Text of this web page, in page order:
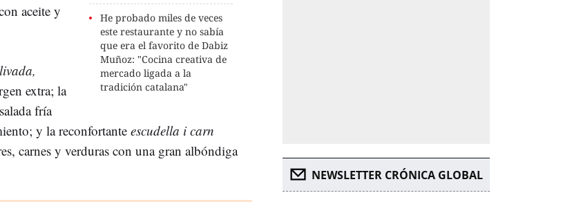
He probado miles de veces
este restaurante y no sabía
que era el favorito de Dabiz
Muñoz: "Cocina creativa de
mercado ligada a la
tradición catalana"
aceite y
extra; la
fría
y la reconfortante escudella i carn
carnes y verduras con una gran albóndiga
NEWSLETTER CRÓNICA GLOBAL